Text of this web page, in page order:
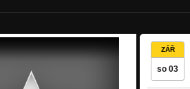
ZÁŘ
so 03